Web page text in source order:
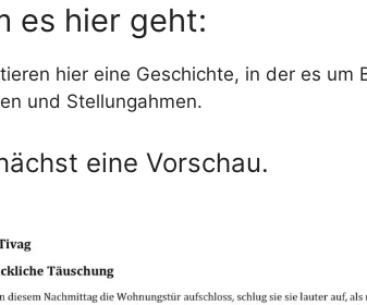
es hier geht:
hier eine Geschichte, in der es
und Stellungahmen.
eine Vorschau.